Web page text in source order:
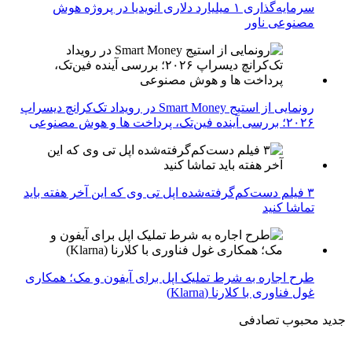
سرمایه‌گذاری ۱ میلیارد دلاری انویدیا در پروژه هوش
مصنوعی ناور
رونمایی از استیج Smart Money در رویداد تک‌کرانچ دیسراپ
۲۰۲۶؛ بررسی آینده فین‌تک، پرداخت‌ ها و هوش مصنوعی
۳ فیلم دست‌کم‌گرفته‌شده اپل تی وی که این آخر هفته باید
تماشا کنید
طرح اجاره به شرط تملیک اپل برای آیفون و مک؛ همکاری
غول فناوری با کلارنا (Klarna)
جدید محبوب تصادفی